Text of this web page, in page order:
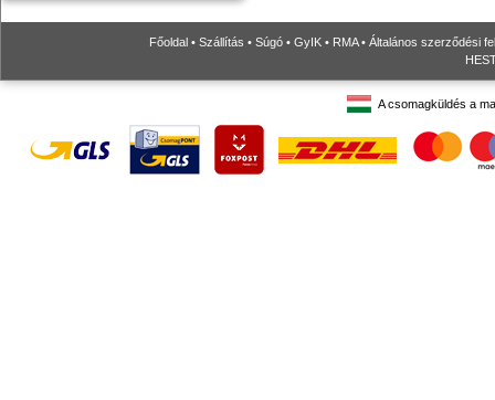
Főoldal • Szállítás • Súgó • GyIK • RMA• Általános szerződési
A csomagküldés a